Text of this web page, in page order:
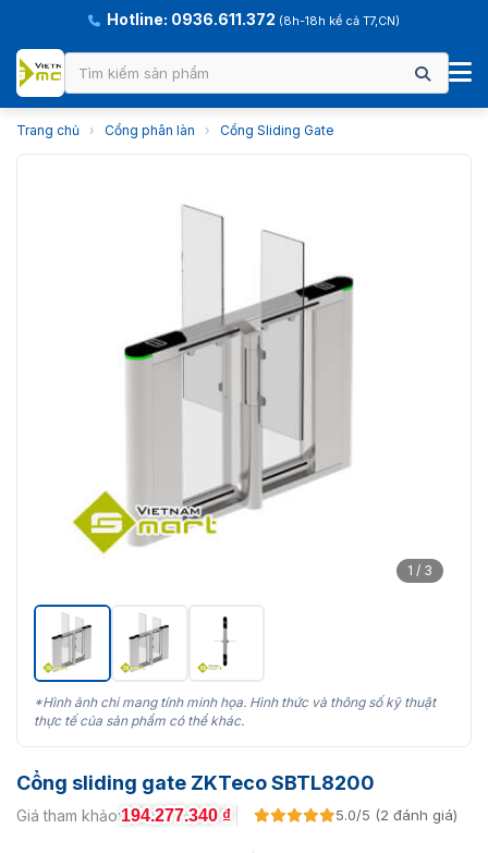
Hotline: 0936.611.372 (8h-18h kể cả T7,CN)
Trang chủ › Cổng phân làn › Cổng Sliding Gate
1 / 3
*Hình ảnh chỉ mang tính minh họa. Hình thức và thông số kỹ thuật
thực tế của sản phẩm có thể khác.
Cổng sliding gate ZKTeco SBTL8200
Giá tham khảo:194.277.340₫ 5.0/5 (2 đánh giá)